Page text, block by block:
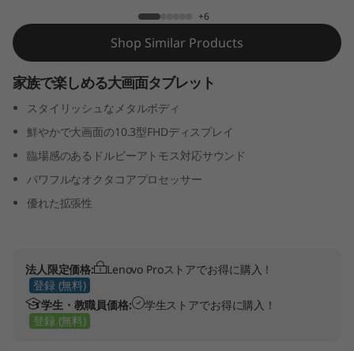
G
e
n
+6
Shop Similar Products
家族で楽しめる大画面タブレット
スタイリッシュなメタルボディ
鮮やかで大画面の10.3型FHDディスプレイ
臨場感のあるドルビーアトモス対応サウンド
パワフルなオクタコアプロセッサー
優れた拡張性
法人限定価格:
Lenovo Proストアでお得に購入！
登録 (無料)
学生・教職員価格:
学生ストアでお得に購入！
登録 (無料)